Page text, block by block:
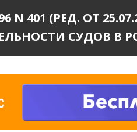
N 401 (РЕД. ОТ
СУДОВ В